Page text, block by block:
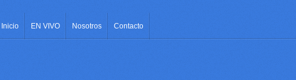
Inicio EN VIVO Nosotros Contacto